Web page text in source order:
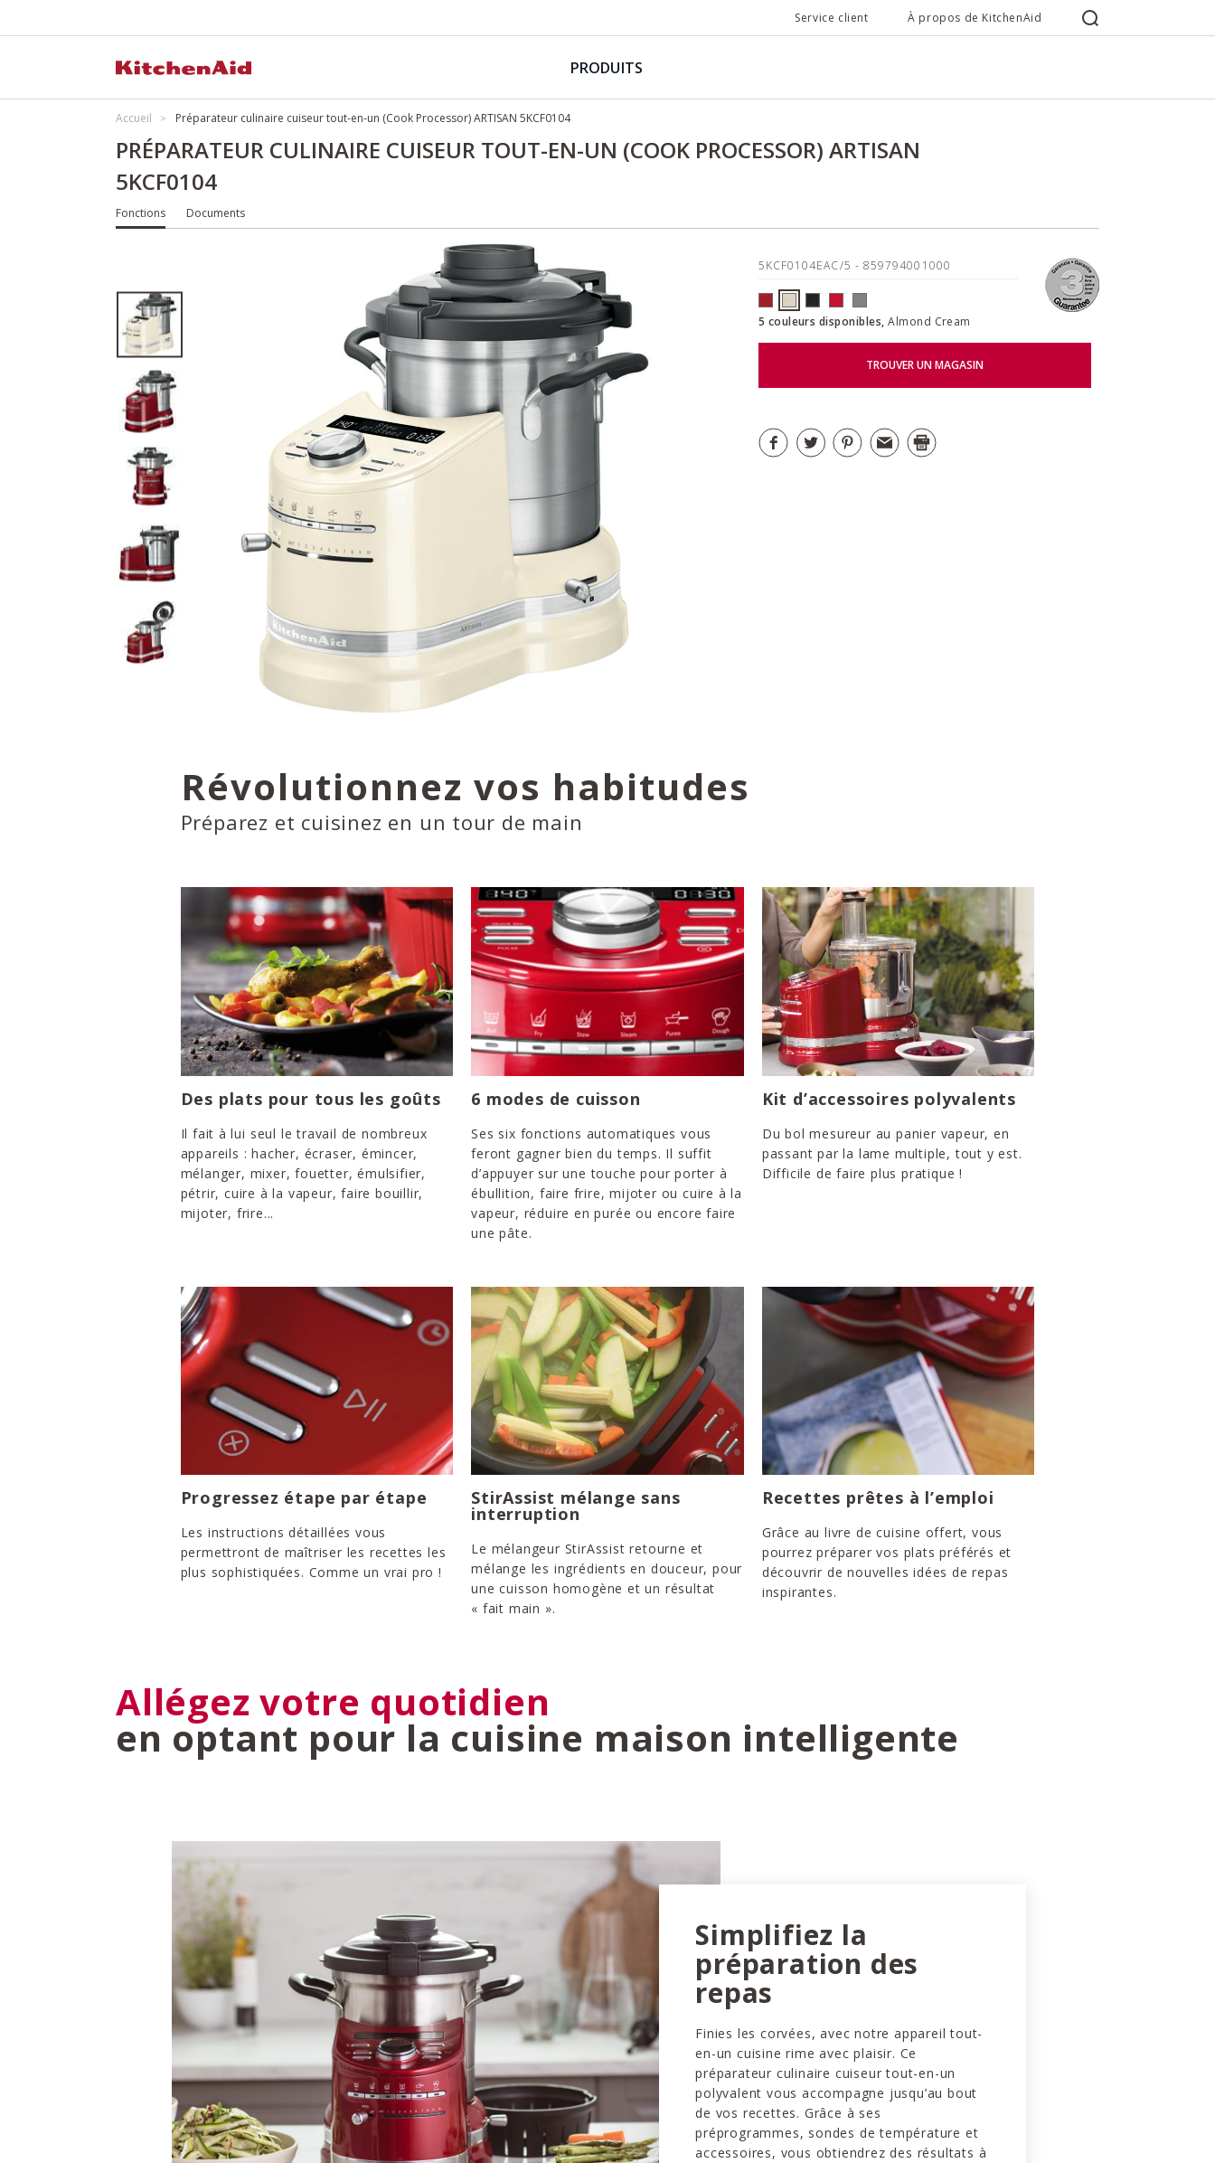
Service client À propos de KitchenAid
PRODUITS
Accueil Préparateur culinaire cuiseur tout-en-un (Cook Processor) ARTISAN 5KCF0104
PRÉPARATEUR CULINAIRE CUISEUR TOUT-EN-UN (COOK PROCESSOR) ARTISAN
5KCF0104
Fonctions Documents
5KCF0104EAC/5 - 859794001000
5 couleurs disponibles,Almond Cream
TROUVER UN MAGASIN
Révolutionnez vos habitudes
Préparez et cuisinez en un tour de main
Des plats pour tous les goûts
Il fait à lui seul le travail de nombreux
appareils : hacher, écraser, émincer,
mélanger, mixer, fouetter, émulsifier,
pétrir, cuire à la vapeur, faire bouillir,
mijoter, frire...
6 modes de cuisson
Ses six fonctions automatiques vous
feront gagner bien du temps. Il suffit
d’appuyer sur une touche pour porter à
ébullition, faire frire, mijoter ou cuire à la
vapeur, réduire en purée ou encore faire
une pâte.
Kit d’accessoires polyvalents
Du bol mesureur au panier vapeur, en
passant par la lame multiple, tout y est.
Difficile de faire plus pratique !
Progressez étape par étape
Les instructions détaillées vous
permettront de maîtriser les recettes les
plus sophistiquées. Comme un vrai pro !
StirAssist mélange sans
interruption
Le mélangeur StirAssist retourne et
mélange les ingrédients en douceur, pour
une cuisson homogène et un résultat
« fait main ».
Recettes prêtes à l’emploi
Grâce au livre de cuisine offert, vous
pourrez préparer vos plats préférés et
découvrir de nouvelles idées de repas
inspirantes.
Allégez votre quotidien
en optant pour la cuisine maison intelligente
Simplifiez la
préparation des
repas
Finies les corvées, avec notre appareil tout-
en-un cuisine rime avec plaisir. Ce
préparateur culinaire cuiseur tout-en-un
polyvalent vous accompagne jusqu’au bout
de vos recettes. Grâce à ses
préprogrammes, sondes de température et
accessoires, vous obtiendrez des résultats à